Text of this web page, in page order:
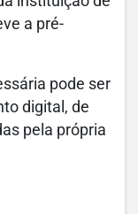
a pré-
pode ser
digital, de
pela própria